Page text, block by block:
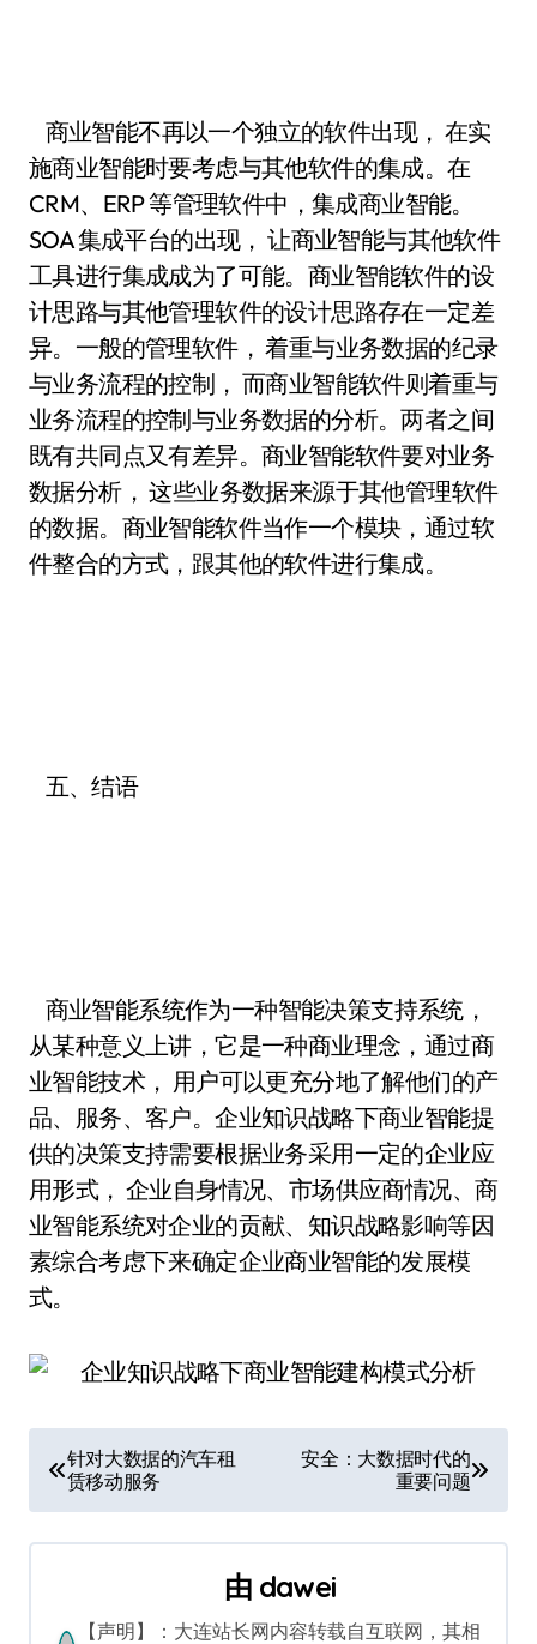
商业智能不再以一个独立的软件出现， 在实
施商业智能时要考虑与其他软件的集成。在
CRM、ERP 等管理软件中，集成商业智能。
SOA 集成平台的出现， 让商业智能与其他软件
工具进行集成成为了可能。商业智能软件的设
计思路与其他管理软件的设计思路存在一定差
异。一般的管理软件， 着重与业务数据的纪录
与业务流程的控制， 而商业智能软件则着重与
业务流程的控制与业务数据的分析。两者之间
既有共同点又有差异。商业智能软件要对业务
数据分析， 这些业务数据来源于其他管理软件
的数据。商业智能软件当作一个模块，通过软
件整合的方式，跟其他的软件进行集成。
五、结语
商业智能系统作为一种智能决策支持系统，
从某种意义上讲，它是一种商业理念，通过商
业智能技术， 用户可以更充分地了解他们的产
品、服务、客户。企业知识战略下商业智能提
供的决策支持需要根据业务采用一定的企业应
用形式， 企业自身情况、市场供应商情况、商
业智能系统对企业的贡献、知识战略影响等因
素综合考虑下来确定企业商业智能的发展模
式。
文
章
导
针对大数据的汽车租
赁移动服务
安全：大数据时代的
重要问题
由 dawei
【声明】：大连站长网内容转载自互联网，其相